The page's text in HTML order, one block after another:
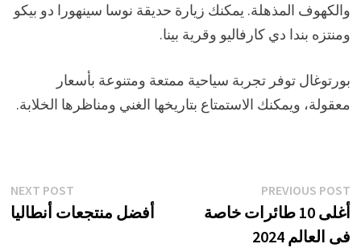
والكهوف المذهلة. يمكنك زيارة حديقة نوسا سينهورا دو بيكو
ومنتزه بندا دي كارفاليو وقرية بينا.
بورتوغال توفر تجربة سياحية ممتعة ومتنوعة بأسعار
معقولة، ويمكنك الاستمتاع بتاريخها الغني ومناظرها الخلابة.
تصفّح
المقالات
PREVIOUS POST
Previous
post:
أغلى 10 طائرات خاصة
فى العالم 2024
NEXT POST
أفضل منتجعات أنطاليا